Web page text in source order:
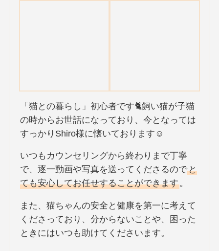
「猫との暮らし」初心者です🐈飼い猫が子猫
の時からお世話になっており、今となっては
すっかりShiro様に懐いております☺️
いつもカウンセリングから終わりまで丁寧
で、逐一動画や写真を送ってくださるのでと
ても安心してお任せすることができます。
また、猫ちゃんの安全と健康を第一に考えて
くださっており、分からないことや、困った
ときにはいつも助けてくださいます。